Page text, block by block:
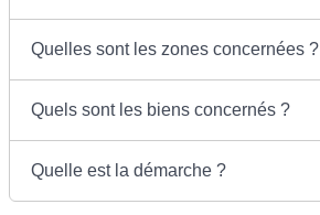
Quelles sont les zones concernées ?
Quels sont les biens concernés ?
Quelle est la démarche ?